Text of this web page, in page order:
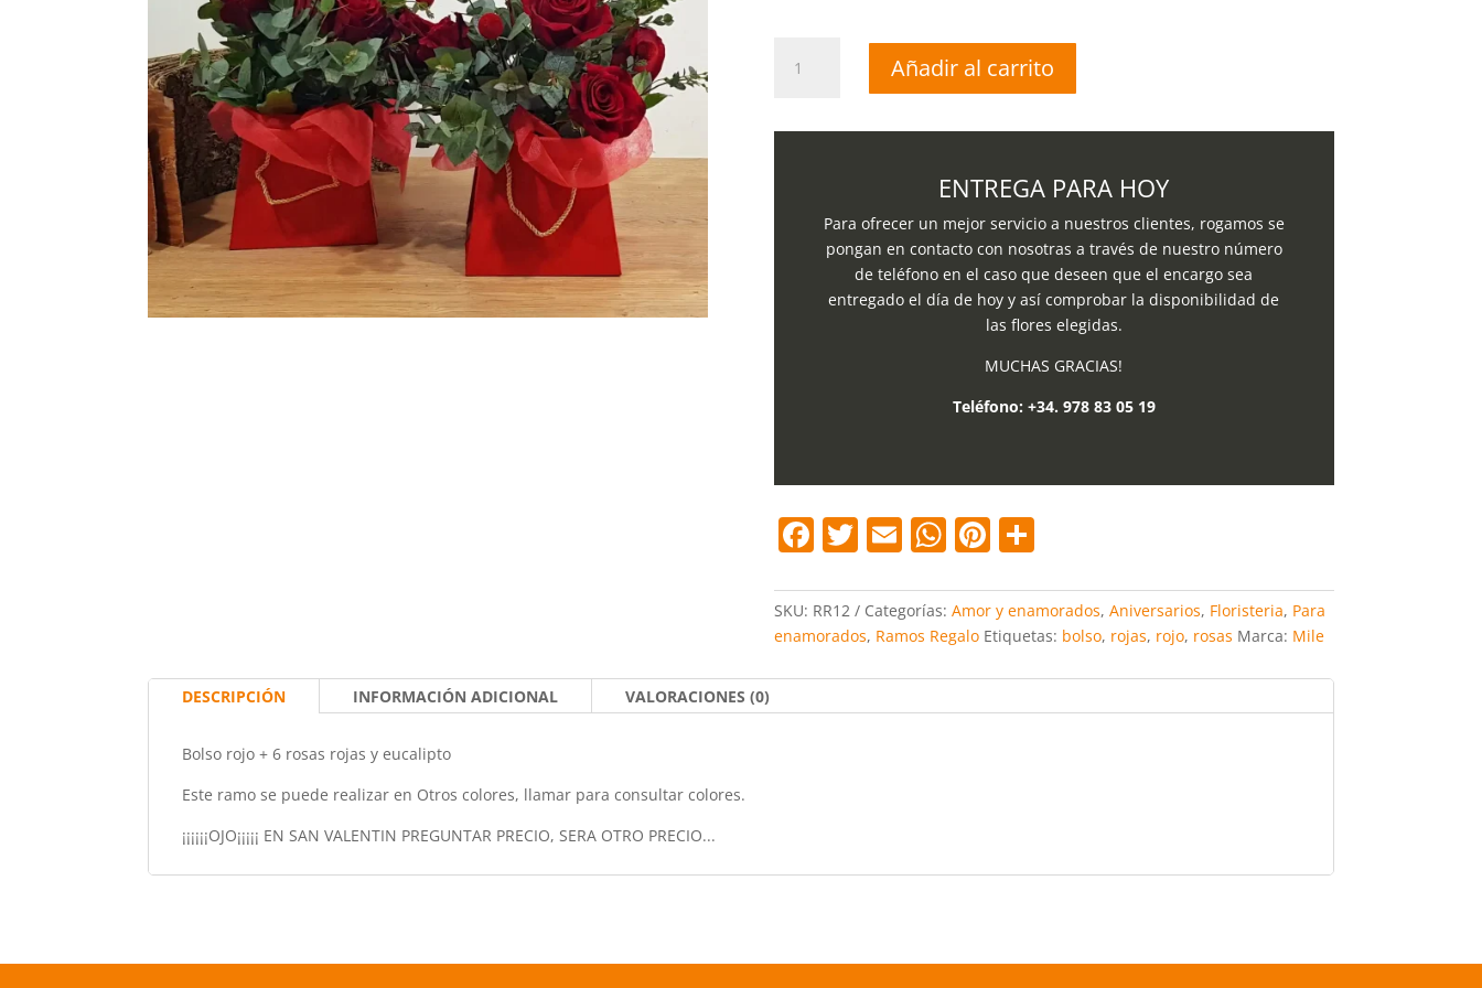
Rojo
Añadir al carrito
ENTREGA PARA HOY
Para ofrecer un mejor servicio a nuestros clientes, rogamos se
pongan en contacto con nosotras a través de nuestro número
de teléfono en el caso que deseen que el encargo sea
entregado el día de hoy y así comprobar la disponibilidad de
las flores elegidas.
MUCHAS GRACIAS!
Teléfono: +34. 978 83 05 19
F
c
e
b
o
T
itt
er
E
ai
l
W
at
s
A
p
Pi
er
e
st
C
m
p
ar
tir
SKU: RR12 Categorías: Amor y enamorados, Aniversarios, Floristeria, Para
enamorados, Ramos Regalo Etiquetas: bolso, rojas, rojo, rosas Marca: Mile
DESCRIPCIÓN INFORMACIÓN ADICIONAL VALORACIONES (0)
Bolso rojo + 6 rosas rojas y eucalipto
Este ramo se puede realizar en Otros colores, llamar para consultar colores.
¡¡¡¡¡¡OJO¡¡¡¡¡ EN SAN VALENTIN PREGUNTAR PRECIO, SERA OTRO PRECIO...